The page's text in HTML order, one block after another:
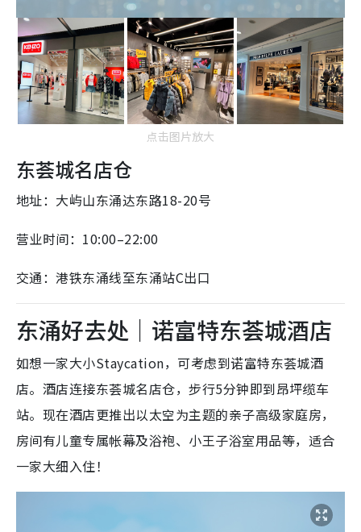
点击图片放大
东荟城名店仓
地址：大屿山东涌达东路18-20号
营业时间：10:00–22:00
交通：港铁东涌线至东涌站C出口
东涌好去处｜诺富特东荟城酒店
如想一家大小Staycation，可考虑到诺富特东荟城酒
店。酒店连接东荟城名店仓，步行5分钟即到昂坪缆车
站。现在酒店更推出以太空为主题的亲子高级家庭房，
房间有儿童专属帐幕及浴袍、小王子浴室用品等，适合
一家大细入住！